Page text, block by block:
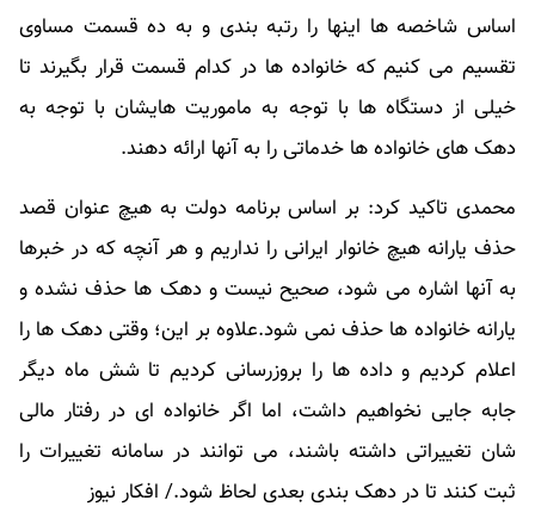
اساس شاخصه ها اینها را رتبه بندی و به ده قسمت مساوی
تقسیم می کنیم که خانواده ها در کدام قسمت قرار بگیرند تا
خیلی از دستگاه ها با توجه به ماموریت هایشان با توجه به
دهک های خانواده ها خدماتی را به آنها ارائه دهند.
محمدی تاکید کرد: بر اساس برنامه دولت به هیچ عنوان قصد
حذف یارانه هیچ خانوار ایرانی را نداریم و هر آنچه که در خبرها
به آنها اشاره می شود، صحیح نیست و دهک ها حذف نشده و
یارانه خانواده ها حذف نمی شود.علاوه بر این؛ وقتی دهک ها را
اعلام کردیم و داده ها را بروزرسانی کردیم تا شش ماه دیگر
جابه جایی نخواهیم داشت، اما اگر خانواده ای در رفتار مالی
شان تغییراتی داشته باشند، می توانند در سامانه تغییرات را
ثبت کنند تا در دهک بندی بعدی لحاظ شود./ افکار نیوز